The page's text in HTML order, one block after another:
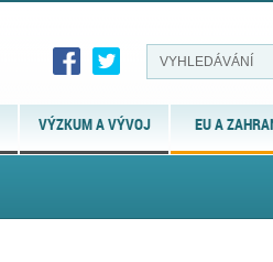
VÝZKUM A VÝVOJ EU A